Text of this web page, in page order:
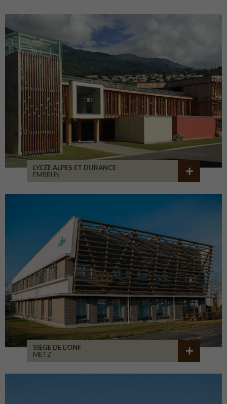
LYCÉE ALPES ET DURANCE
EMBRUN
SIÈGE DE L’ONF
METZ